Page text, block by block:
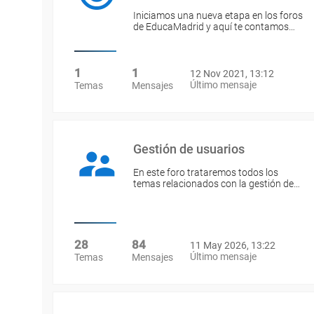
Iniciamos una nueva etapa en los foros
de EducaMadrid y aquí te contamos…
1
Temas
1
Mensajes
12 Nov 2021, 13:12
Último mensaje
Gestión de usuarios
En este foro trataremos todos los
temas relacionados con la gestión de…
28
Temas
84
Mensajes
11 May 2026, 13:22
Último mensaje